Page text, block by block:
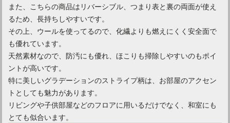
また、こちらの商品はリバーシブル、つまり表と裏の両面が使え
るため、長持ちしやすいです。
その上、ウールを使ってるので、化繊よりも燃えにくく安全面で
も優れています。
天然素材なので、防汚にも優れ、ほこりも掃除しやすいのもポイ
ントが高いです。
特に美しいグラデーションのストライプ柄は、お部屋のアクセン
トとしても魅力があります。
リビングや子供部屋などのフロアに用いるだけでなく、和室にも
とても似合います。